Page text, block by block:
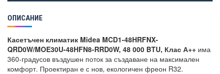
ОПИСАНИЕ
Касетъчен климатик Midea MCD1-48HRFNX-
QRD0W/MOE30U-48HFN8-RRD0W, 48 000 BTU, Клас А++ има
360-градусов въздушен поток за създаване на максимален
комфорт. Проектиран е с нов, екологичен фреон R32.